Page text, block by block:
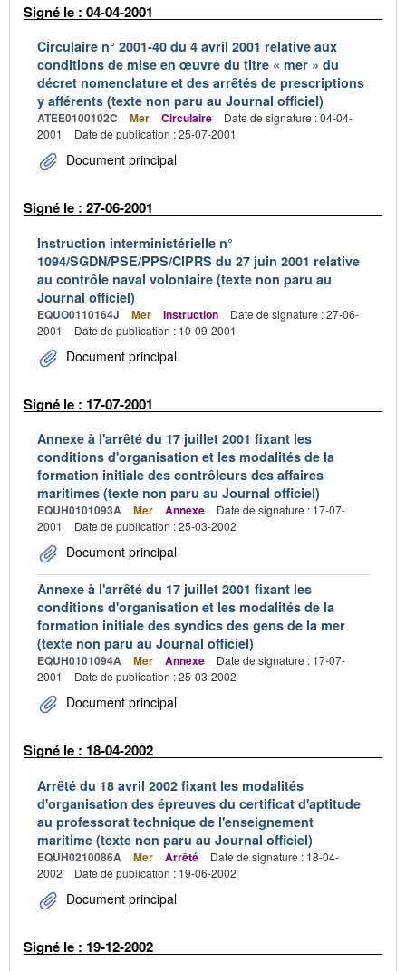
Signé le : 04-04-2001
Circulaire n° 2001-40 du 4 avril 2001 relative aux
conditions de mise en œuvre du titre « mer » du
décret nomenclature et des arrêtés de prescriptions
y afférents (texte non paru au Journal officiel)
ATEE0100102C Mer Circulaire
Date de signature : 04-04-
2001
Date de publication : 25-07-2001
Document principal
Signé le : 27-06-2001
Instruction interministérielle n°
1094/SGDN/PSE/PPS/CIPRS du 27 juin 2001 relative
au contrôle naval volontaire (texte non paru au
Journal officiel)
EQUO0110164J Mer Instruction
Date de signature : 27-06-
2001
Date de publication : 10-09-2001
Document principal
Signé le : 17-07-2001
Annexe à l'arrêté du 17 juillet 2001 fixant les
conditions d'organisation et les modalités de la
formation initiale des contrôleurs des affaires
maritimes (texte non paru au Journal officiel)
EQUH0101093A Mer Annexe
Date de signature : 17-07-
2001
Date de publication : 25-03-2002
Document principal
Annexe à l'arrêté du 17 juillet 2001 fixant les
conditions d'organisation et les modalités de la
formation initiale des syndics des gens de la mer
(texte non paru au Journal officiel)
EQUH0101094A Mer Annexe
Date de signature : 17-07-
2001
Date de publication : 25-03-2002
Document principal
Signé le : 18-04-2002
Arrêté du 18 avril 2002 fixant les modalités
d'organisation des épreuves du certificat d'aptitude
au professorat technique de l'enseignement
maritime (texte non paru au Journal officiel)
EQUH0210086A Mer Arrêté
Date de signature : 18-04-
2002
Date de publication : 19-06-2002
Document principal
Signé le : 19-12-2002